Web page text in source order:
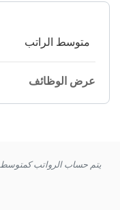
متوسط الراتب
عرض الوظائف
يتم حساب الرواتب كمتوسط